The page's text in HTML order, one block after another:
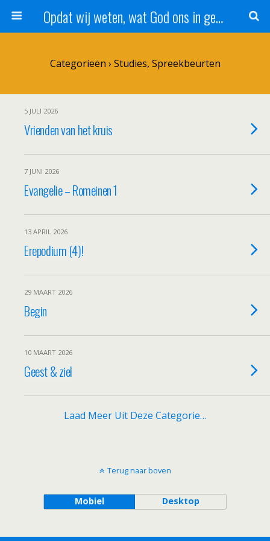
Opdat wij weten, wat God ons in genade schenkt!
Categorieën › Studies, Spreekbeurten
5 JULI 2026
Vrienden van het kruis
7 JUNI 2026
Evangelie – Romeinen 1
13 APRIL 2026
Erepodium (4)!
29 MAART 2026
Begin
10 MAART 2026
Geest & ziel
Laad Meer Uit Deze Categorie…
Terug naar boven
Mobiel Desktop